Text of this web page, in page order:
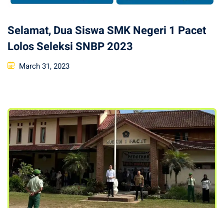
Selamat, Dua Siswa SMK Negeri 1 Pacet
Lolos Seleksi SNBP 2023
Posted
March 31, 2023